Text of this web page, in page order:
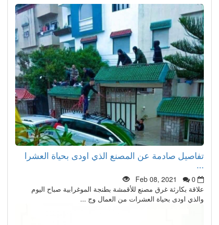
تفاصيل صادمة عن المصنع الذي اودى بحياة العشرا
Feb 08, 2021
0
علاقة بكارثة غرق مصنع للأقمشة بطنجة الموغرابية صباح اليوم
والذي اودى بحياة العشرات من العمال وج ...